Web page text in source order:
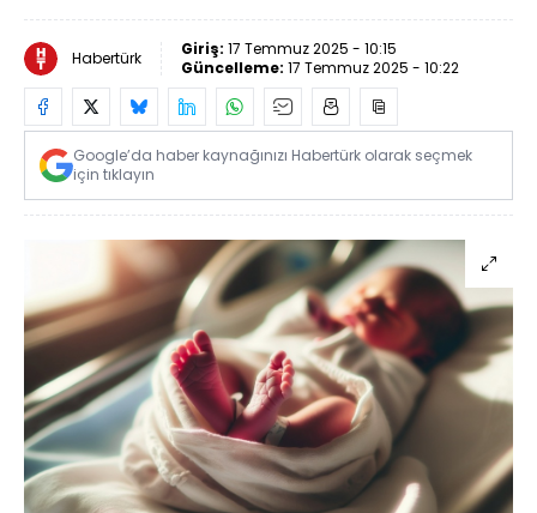
Habertürk Giriş: 17 Temmuz 2025 - 10:15
Güncelleme: 17 Temmuz 2025 - 10:22
Google’da haber kaynağınızı Habertürk olarak seçmek
için tıklayın